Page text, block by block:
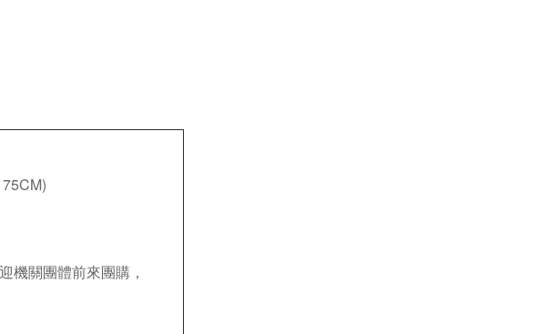
機關團體前來團購，